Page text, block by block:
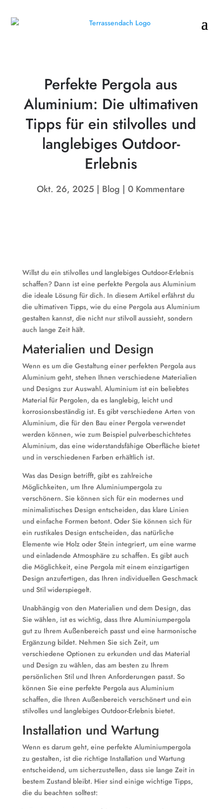
Perfekte Pergola aus
Aluminium: Die ultimativen
Tipps für ein stilvolles und
langlebiges Outdoor-
Erlebnis
Okt. 26, 2025 Blog 0 Kommentare
Willst du ein stilvolles und langlebiges Outdoor-Erlebnis
schaffen? Dann ist eine perfekte Pergola aus Aluminium
die ideale Lösung für dich. In diesem Artikel erfährst du
die ultimativen Tipps, wie du eine Pergola aus Aluminium
gestalten kannst, die nicht nur stilvoll aussieht, sondern
auch lange Zeit hält.
Materialien und Design
Wenn es um die Gestaltung einer perfekten Pergola aus
Aluminium geht, stehen Ihnen verschiedene Materialien
und Designs zur Auswahl. Aluminium ist ein beliebtes
Material für Pergolen, da es langlebig, leicht und
korrosionsbeständig ist. Es gibt verschiedene Arten von
Aluminium, die für den Bau einer Pergola verwendet
werden können, wie zum Beispiel pulverbeschichtetes
Aluminium, das eine widerstandsfähige Oberfläche bietet
und in verschiedenen Farben erhältlich ist.
Was das Design betrifft, gibt es zahlreiche
Möglichkeiten, um Ihre Aluminiumpergola zu
verschönern. Sie können sich für ein modernes und
minimalistisches Design entscheiden, das klare Linien
und einfache Formen betont. Oder Sie können sich für
ein rustikales Design entscheiden, das natürliche
Elemente wie Holz oder Stein integriert, um eine warme
und einladende Atmosphäre zu schaffen. Es gibt auch
die Möglichkeit, eine Pergola mit einem einzigartigen
Design anzufertigen, das Ihren individuellen Geschmack
und Stil widerspiegelt.
Unabhängig von den Materialien und dem Design, das
Sie wählen, ist es wichtig, dass Ihre Aluminiumpergola
gut zu Ihrem Außenbereich passt und eine harmonische
Ergänzung bildet. Nehmen Sie sich Zeit, um
verschiedene Optionen zu erkunden und das Material
und Design zu wählen, das am besten zu Ihrem
persönlichen Stil und Ihren Anforderungen passt. So
können Sie eine perfekte Pergola aus Aluminium
schaffen, die Ihren Außenbereich verschönert und ein
stilvolles und langlebiges Outdoor-Erlebnis bietet.
Installation und Wartung
Wenn es darum geht, eine perfekte Aluminiumpergola
zu gestalten, ist die richtige Installation und Wartung
entscheidend, um sicherzustellen, dass sie lange Zeit in
bestem Zustand bleibt. Hier sind einige wichtige Tipps,
die du beachten solltest: